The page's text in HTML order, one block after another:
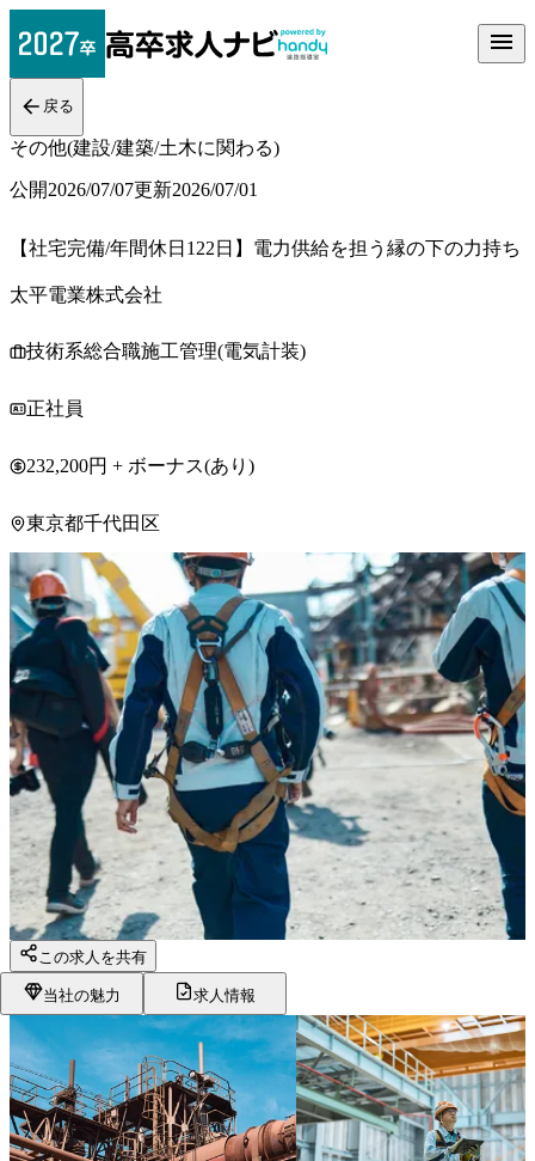
戻る
その他(建設/建築/土木に関わる)
公開2026/07/07更新2026/07/01
【社宅完備/年間休日122日】電力供給を担う縁の下の力持ち
太平電業株式会社
技術系総合職施工管理(電気計装)
正社員
232,200円 + ボーナス(あり)
東京都千代田区
この求人を共有
当社の魅力 求人情報